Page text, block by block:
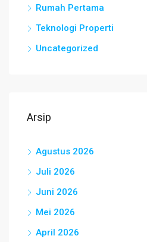
Rumah Pertama
Teknologi Properti
Uncategorized
Arsip
Agustus 2026
Juli 2026
Juni 2026
Mei 2026
April 2026